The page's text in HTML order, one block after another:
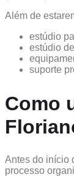
Além de
estúdio
estúdio
suporte
Como
Antes do início
processo